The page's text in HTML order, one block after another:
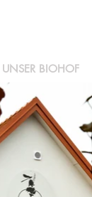
UNSER BIOHOF